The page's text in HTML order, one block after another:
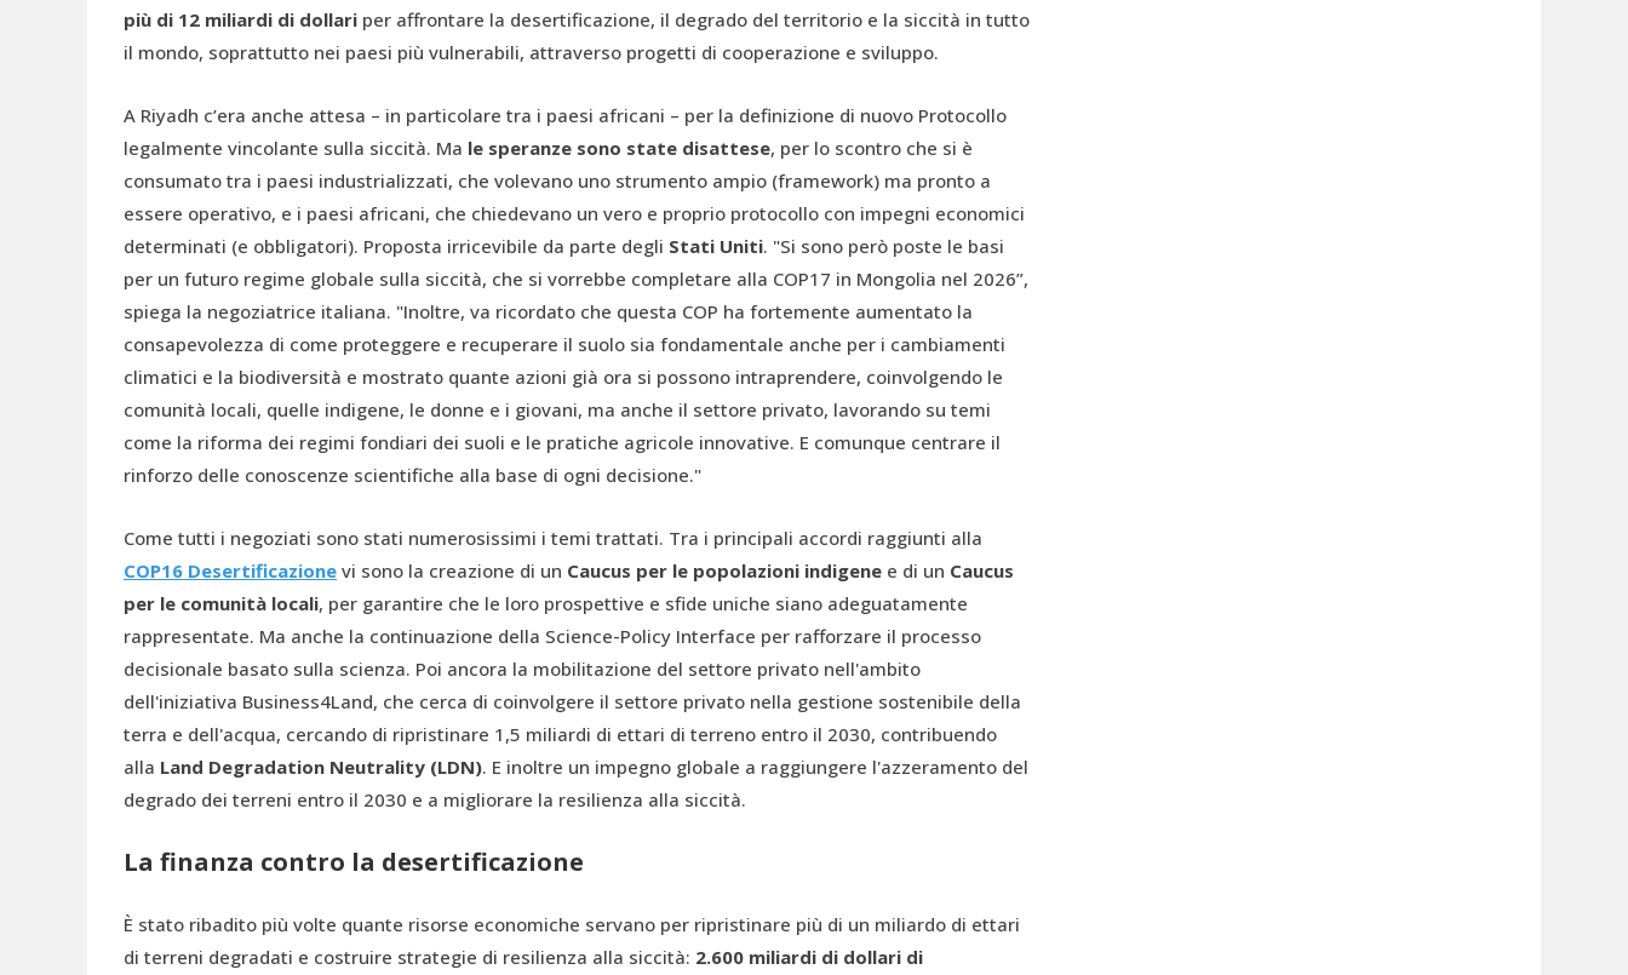
più di 12 miliardi di dollari per affrontare la desertificazione, il degrado del territorio e la siccità in tutto
il mondo, soprattutto nei paesi più vulnerabili, attraverso progetti di cooperazione e sviluppo.
A Riyadh c’era anche attesa – in particolare tra i paesi africani – per la definizione di nuovo Protocollo
legalmente vincolante sulla siccità. Ma le speranze sono state disattese, per lo scontro che si è
consumato tra i paesi industrializzati, che volevano uno strumento ampio (framework) ma pronto a
essere operativo, e i paesi africani, che chiedevano un vero e proprio protocollo con impegni economici
determinati (e obbligatori). Proposta irricevibile da parte degli Stati Uniti. "Si sono però poste le basi
per un futuro regime globale sulla siccità, che si vorrebbe completare alla COP17 in Mongolia nel 2026”,
spiega la negoziatrice italiana. "Inoltre, va ricordato che questa COP ha fortemente aumentato la
consapevolezza di come proteggere e recuperare il suolo sia fondamentale anche per i cambiamenti
climatici e la biodiversità e mostrato quante azioni già ora si possono intraprendere, coinvolgendo le
comunità locali, quelle indigene, le donne e i giovani, ma anche il settore privato, lavorando su temi
come la riforma dei regimi fondiari dei suoli e le pratiche agricole innovative. E comunque centrare il
rinforzo delle conoscenze scientifiche alla base di ogni decisione."
Come tutti i negoziati sono stati numerosissimi i temi trattati. Tra i principali accordi raggiunti alla
COP16 Desertificazione vi sono la creazione di un Caucus per le popolazioni indigene e di un Caucus
per le comunità locali, per garantire che le loro prospettive e sfide uniche siano adeguatamente
rappresentate. Ma anche la continuazione della Science-Policy Interface per rafforzare il processo
decisionale basato sulla scienza. Poi ancora la mobilitazione del settore privato nell'ambito
dell'iniziativa Business4Land, che cerca di coinvolgere il settore privato nella gestione sostenibile della
terra e dell'acqua, cercando di ripristinare 1,5 miliardi di ettari di terreno entro il 2030, contribuendo
alla Land Degradation Neutrality (LDN). E inoltre un impegno globale a raggiungere l'azzeramento del
degrado dei terreni entro il 2030 e a migliorare la resilienza alla siccità.
La finanza contro la desertificazione
È stato ribadito più volte quante risorse economiche servano per ripristinare più di un miliardo di ettari
di terreni degradati e costruire strategie di resilienza alla siccità: 2.600 miliardi di dollari di